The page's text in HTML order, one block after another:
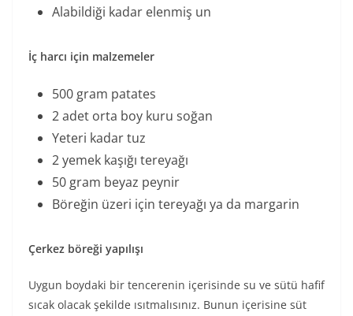
Alabildiği kadar elenmiş un
İç harcı için malzemeler
500 gram patates
2 adet orta boy kuru soğan
Yeteri kadar tuz
2 yemek kaşığı tereyağı
50 gram beyaz peynir
Böreğin üzeri için tereyağı ya da margarin
Çerkez böreği yapılışı
Uygun boydaki bir tencerenin içerisinde su ve sütü hafif
sıcak olacak şekilde ısıtmalısınız. Bunun içerisine süt